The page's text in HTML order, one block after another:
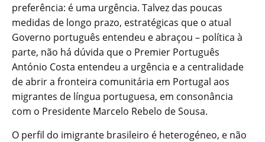
preferência: é uma urgência. Talvez das poucas
medidas de longo prazo, estratégicas que o atual
Governo português entendeu e abraçou – política à
parte, não há dúvida que o Premier Português
António Costa entendeu a urgência e a centralidade
de abrir a fronteira comunitária em Portugal aos
migrantes de língua portuguesa, em consonância
com o Presidente Marcelo Rebelo de Sousa.
O perfil do imigrante brasileiro é heterogéneo, e não